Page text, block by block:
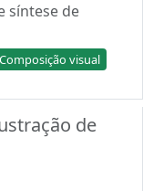
síntese de
Composição visual
de